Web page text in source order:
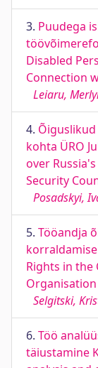
3. Puudega
Disabled
Connection
Leiaru,
4.
kohta ÜRO
over
Security
Posadskyi,
5. Tööandja
Rights in the
Organisation
Selgitski,
6. Töö
täiustamine